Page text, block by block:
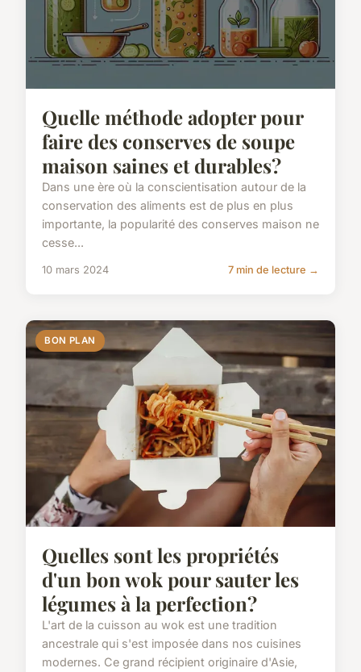
Quelle méthode adopter pour
faire des conserves de soupe
maison saines et durables?
Dans une ère où la conscientisation autour de la
conservation des aliments est de plus en plus
importante, la popularité des conserves maison ne
cesse...
10 mars 2024 7 min de lecture →
BON PLAN
Quelles sont les propriétés
d'un bon wok pour sauter les
légumes à la perfection?
L'art de la cuisson au wok est une tradition
ancestrale qui s'est imposée dans nos cuisines
modernes. Ce grand récipient originaire d'Asie,